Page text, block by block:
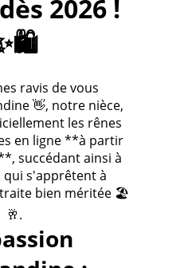
2026 !
ravis de vous
👋, notre nièce,
les rênes
en ligne **à partir
succédant ainsi à
qui s'apprêtent à
bien méritée 🏖️
🥂.